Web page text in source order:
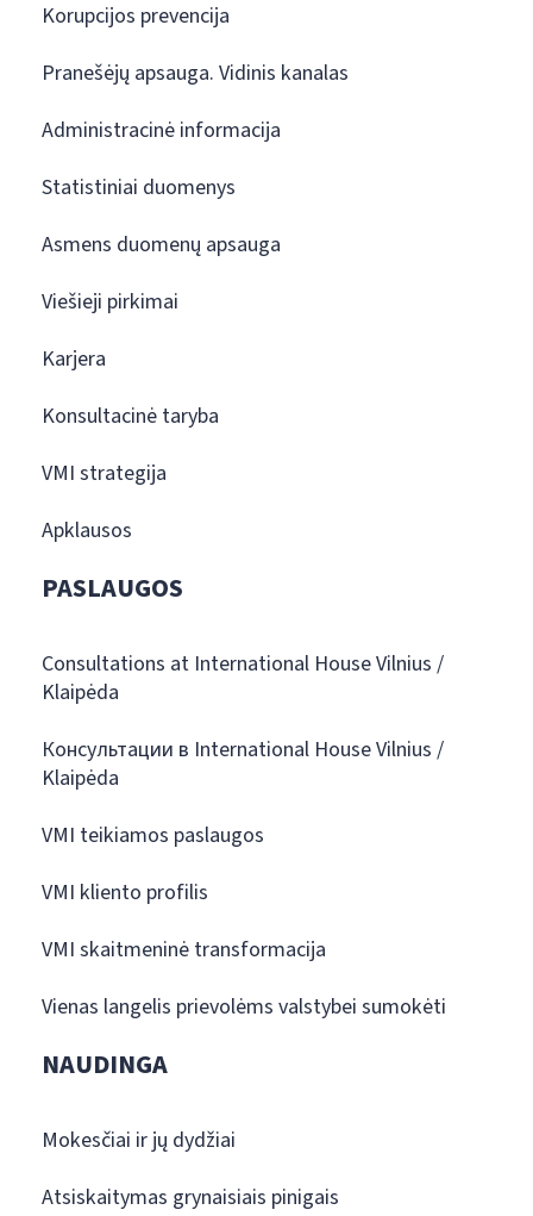
Korupcijos prevencija
Pranešėjų apsauga. Vidinis kanalas
Administracinė informacija
Statistiniai duomenys
Asmens duomenų apsauga
Viešieji pirkimai
Karjera
Konsultacinė taryba
VMI strategija
Apklausos
PASLAUGOS
Consultations at International House Vilnius /
Klaipėda
Консультации в International House Vilnius /
Klaipėda
VMI teikiamos paslaugos
VMI kliento profilis
VMI skaitmeninė transformacija
Vienas langelis prievolėms valstybei sumokėti
NAUDINGA
Mokesčiai ir jų dydžiai
Atsiskaitymas grynaisiais pinigais